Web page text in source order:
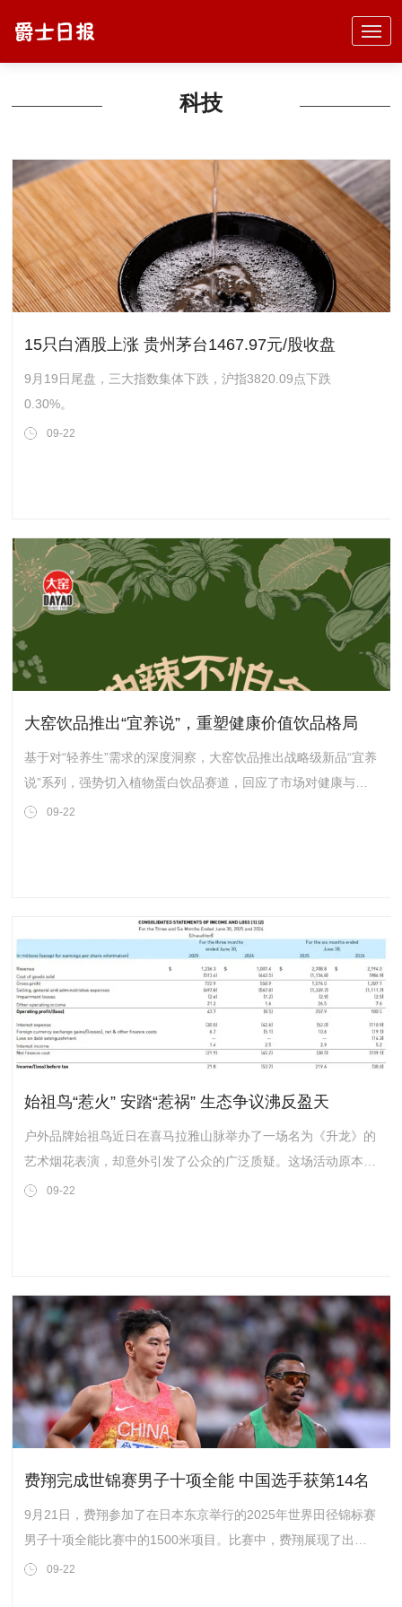
科技
15只白酒股上涨 贵州茅台1467.97元/股收盘
9月19日尾盘，三大指数集体下跌，沪指3820.09点下跌
0.30%。
09-22
大窑饮品推出“宜养说”，重塑健康价值饮品格局
基于对“轻养生”需求的深度洞察，大窑饮品推出战略级新品“宜养
说”系列，强势切入植物蛋白饮品赛道，回应了市场对健康与口
感并重的期待。
09-22
始祖鸟“惹火” 安踏“惹祸” 生态争议沸反盈天
户外品牌始祖鸟近日在喜马拉雅山脉举办了一场名为《升龙》的
艺术烟花表演，却意外引发了公众的广泛质疑。这场活动原本意
在通过火药爆破在山脊点燃三幕烟花，形成“升龙”动态景观，以
09-22
费翔完成世锦赛男子十项全能 中国选手获第14名
9月21日，费翔参加了在日本东京举行的2025年世界田径锦标赛
男子十项全能比赛中的1500米项目。比赛中，费翔展现了出色
的表现，并在赛后被多次拍摄到。最终，他在这次比赛中获得了
09-22